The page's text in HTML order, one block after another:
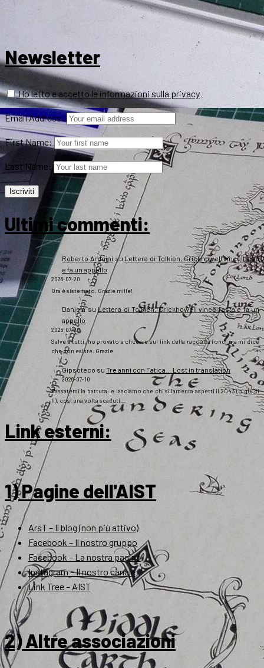
Newsletter
Ho letto e accetto le informazioni sulla privacy
Email Address:
First Name:
Last Name:
Ultimi commenti:
Roberto Arduini su Lettera di Tolkien, Crickhowell vince l’asta
e fa un appello
2026-07-20
Ora è sistemato. Grazie mille!
DanielasuLettera di Tolkien, Crickhowell vince l’asta e fa un
appello
2026-07-20
Salve a tutti, ho provato a cliccare sul link della raccolta fondi ma mi dice
che non esiste. Grazie
Gipsoteco su Tre anni con Fatica… Lost in translation
2026-07-10
Passatemi la battuta: e lasciamo che chi si lamenta aspetti il 2043 (o giù di
lì), così una volta scaduti…
Link esterni:
1) Pagine dell'AIST
ArsT – Il blog (non più attivo)
Facebook – Il nostro gruppo
Facebook – La nostra pagina
Instagram – Il nostro canale
Link Tree – AIST
2) Altre associazioni